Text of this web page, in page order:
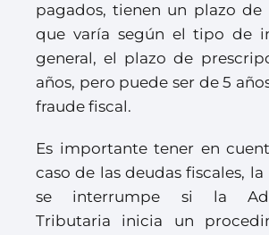
pagados, tienen un plazo de
que varía según el tipo de
general, el plazo de
años, pero puede ser de 5
fraude fiscal.
Es importante tener en
caso de las deudas fiscales,
se interrumpe si la
Tributaria inicia un